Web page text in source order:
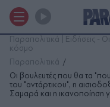
Παραπολιτικά | Ειδήσεις -
κόσμο
Παραπολιτικά
Οι βουλευτές που θα τα
του "αντάρτικου", η
Σαμαρά και η ικανοποίηση